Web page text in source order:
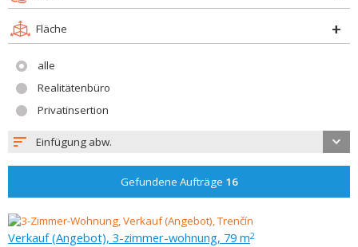
Fläche
alle
Realitätenbüro
Privatinsertion
Einfügung abw.
Gefundene Aufträge 16
Verkauf (Angebot), 3-zimmer-wohnung, 79 m2